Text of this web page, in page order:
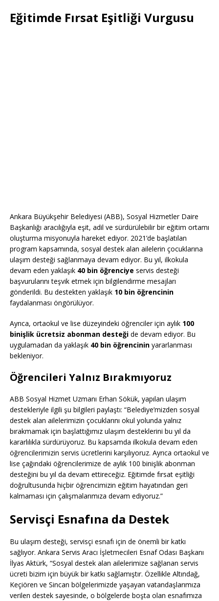
Eğitimde Fırsat Eşitliği Vurgusu
Ankara Büyükşehir Belediyesi (ABB), Sosyal Hizmetler Daire
Başkanlığı aracılığıyla eşit, adil ve sürdürülebilir bir eğitim ortamı
oluşturma misyonuyla hareket ediyor. 2021’de başlatılan
program kapsamında, sosyal destek alan ailelerin çocuklarına
ulaşım desteği sağlanmaya devam ediyor. Bu yıl, ilkokula
devam eden yaklaşık 40 bin öğrenciye servis desteği
başvurularını teşvik etmek için bilgilendirme mesajları
gönderildi. Bu destekten yaklaşık 10 bin öğrencinin
faydalanması öngörülüyor.
Ayrıca, ortaokul ve lise düzeyindeki öğrenciler için aylık 100
binişlik ücretsiz abonman desteği de devam ediyor. Bu
uygulamadan da yaklaşık 40 bin öğrencinin yararlanması
bekleniyor.
Öğrencileri Yalnız Bırakmıyoruz
ABB Sosyal Hizmet Uzmanı Erhan Sökük, yapılan ulaşım
destekleriyle ilgili şu bilgileri paylaştı: “Belediye’mizden sosyal
destek alan ailelerimizin çocuklarını okul yolunda yalnız
bırakmamak için başlattığımız ulaşım desteklerini bu yıl da
kararlılıkla sürdürüyoruz. Bu kapsamda ilkokula devam eden
öğrencilerimizin servis ücretlerini karşılıyoruz. Ayrıca ortaokul ve
lise çağındaki öğrencilerimize de aylık 100 binişlik abonman
desteğini bu yıl da devam ettireceğiz. Eğitimde fırsat eşitliği
doğrultusunda hiçbir öğrencimizin eğitim hayatından geri
kalmaması için çalışmalarımıza devam ediyoruz.”
Servisçi Esnafına da Destek
Bu ulaşım desteği, servisçi esnafı için de önemli bir katkı
sağlıyor. Ankara Servis Aracı İşletmecileri Esnaf Odası Başkanı
İlyas Aktürk, “Sosyal destek alan ailelerimize sağlanan servis
ücreti bizim için büyük bir katkı sağlamıştır. Özellikle Altındağ,
Keçiören ve Sincan bölgelerimizde yaşayan vatandaşlarımıza
verilen destek sayesinde, o bölgelerde boşta olan esnafımıza